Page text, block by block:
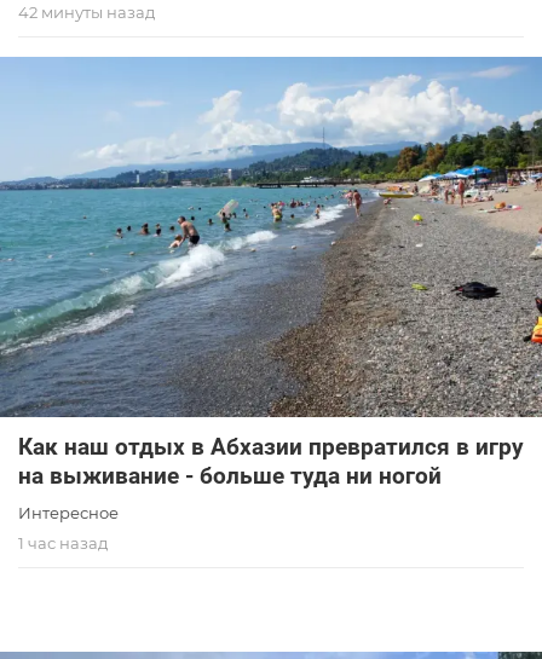
42 минуты назад
Как наш отдых в Абхазии превратился в игру
на выживание - больше туда ни ногой
Интересное
1 час назад